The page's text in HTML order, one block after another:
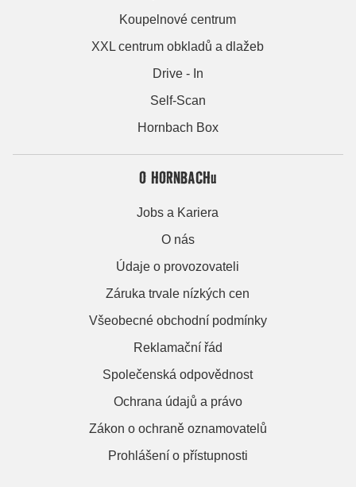
Koupelnové centrum
XXL centrum obkladů a dlažeb
Drive - In
Self-Scan
Hornbach Box
O HORNBACHu
Jobs a Kariera
O nás
Údaje o provozovateli
Záruka trvale nízkých cen
Všeobecné obchodní podmínky
Reklamační řád
Společenská odpovědnost
Ochrana údajů a právo
Zákon o ochraně oznamovatelů
Prohlášení o přístupnosti